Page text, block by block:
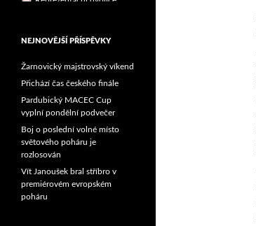
NEJNOVĚJŠÍ PŘÍSPĚVKY
Žarnovický majstrovský víkend
Přichází čas českého finále
Pardubický MACEC Cup
vyplní pondělní podvečer
Boj o poslední volné místo
světového poháru je
rozlosován
Vít Janoušek bral stříbro v
premiérovém evropském
poháru